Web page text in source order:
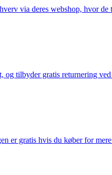
via deres webshop, hvor
tilbyder gratis returnering
er gratis hvis du køber for